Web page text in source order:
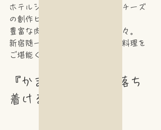
ホテルシェフが織りなす和牛とチーズ
の創作ビストロ料理
豊富な肉料理とチーズ料理の数々。
新宿随一のハイクオリティーな料理を
ご堪能ください。
『かまくら個室』で落ち
着けるオシャレ空間